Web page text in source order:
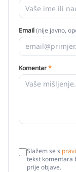
Email(nije javno,
Komentar*
Slažem se s
tekst komentara
prije objave.